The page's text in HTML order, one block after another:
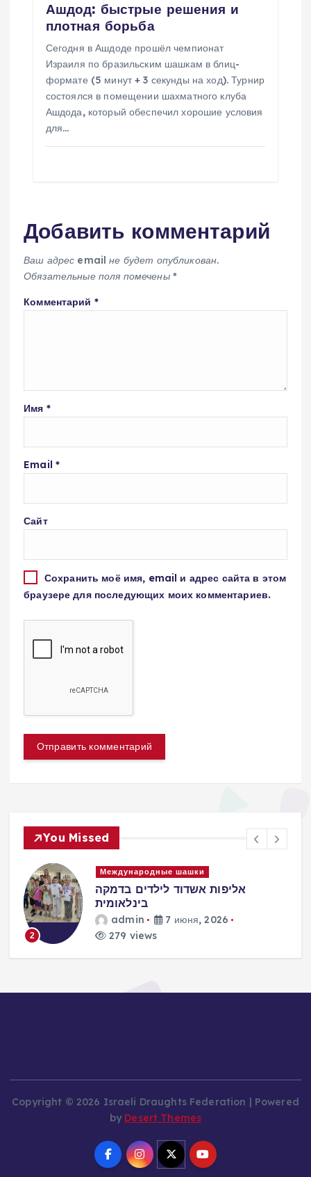
Ашдод: быстрые решения и
плотная борьба
Сегодня в Ашдоде прошёл чемпионат
Израиля по бразильским шашкам в блиц-
формате (5 минут + 3 секунды на ход). Турнир
состоялся в помещении шахматного клуба
Ашдода, который обеспечил хорошие условия
для…
Добавить комментарий
Ваш адрес email не будет опубликован.
Обязательные поля помечены *
Комментарий *
Имя *
Email *
Сайт
Сохранить моё имя, email и адрес сайта в этом
браузере для последующих моих комментариев.
You Missed
2
Международные шашки
אליפות אשדוד לילדים בדמקה
בינלאומית
admin
7 июня, 2026
279 views
Copyright © 2026 Israeli Draughts Federation | Powered
by Desert Themes